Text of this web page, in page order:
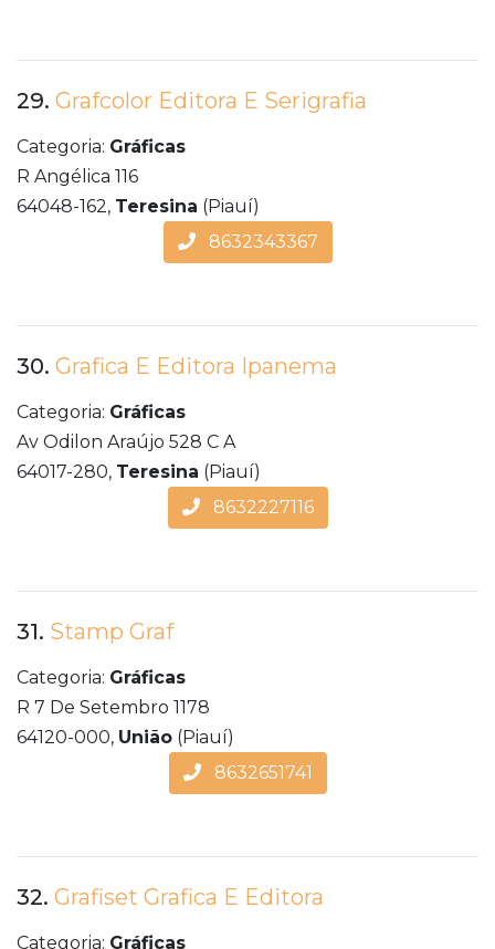
29. Grafcolor Editora E Serigrafia
Categoria: Gráficas
R Angélica 116
64048-162, Teresina (Piauí)
8632343367
30. Grafica E Editora Ipanema
Categoria: Gráficas
Av Odilon Araújo 528 C A
64017-280, Teresina (Piauí)
8632227116
31. Stamp Graf
Categoria: Gráficas
R 7 De Setembro 1178
64120-000, União (Piauí)
8632651741
32. Grafiset Grafica E Editora
Categoria: Gráficas